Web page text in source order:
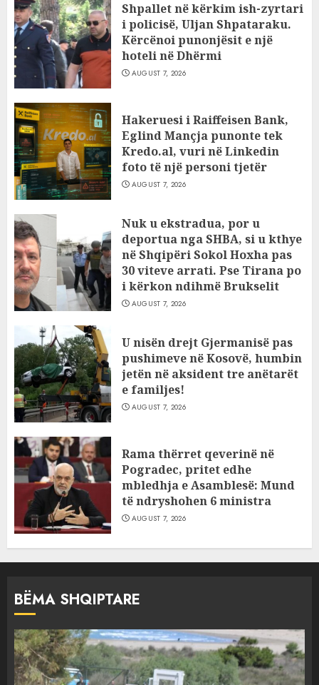
Shpallet në kërkim ish-zyrtari
i policisë, Uljan Shpataraku.
Kërcënoi punonjësit e një
hoteli në Dhërmi
AUGUST 7, 2026
Hakeruesi i Raiffeisen Bank,
Eglind Mançja punonte tek
Kredo.al, vuri në Linkedin
foto të një personi tjetër
AUGUST 7, 2026
Nuk u ekstradua, por u
deportua nga SHBA, si u kthye
në Shqipëri Sokol Hoxha pas
30 viteve arrati. Pse Tirana po
i kërkon ndihmë Brukselit
AUGUST 7, 2026
U nisën drejt Gjermanisë pas
pushimeve në Kosovë, humbin
jetën në aksident tre anëtarët
e familjes!
AUGUST 7, 2026
Rama thërret qeverinë në
Pogradec, pritet edhe
mbledhja e Asamblesë: Mund
të ndryshohen 6 ministra
AUGUST 7, 2026
BËMA SHQIPTARE